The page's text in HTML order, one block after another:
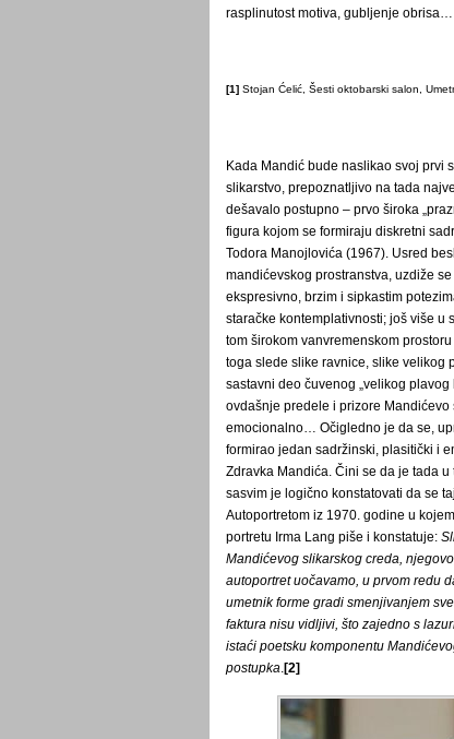
rasplinutost motiva, gubljenje obrisa…
[1] Stojan Ćelić, Šesti oktobarski salon,
Kada Mandić bude naslikao svoj prvi
slikarstvo, prepoznatljivo na tada
dešavalo postupno – prvo široka
figura kojom se formiraju diskretni
Todora Manojlovića (1967). Usred
mandićevskog prostranstva, uzdiže
ekspresivno, brzim i sipkastim
staračke kontemplativnosti; još više u
tom širokom vanvremenskom
toga slede slike ravnice, slike velikog
sastavni deo čuvenog „velikog
ovdašnje predele i prizore
emocionalno… Očigledno je da se,
formirao jedan sadržinski, plasitički i
Zdravka Mandića. Čini se da je tada
sasvim je logično konstatovati da se
Autoportretom iz 1970. godine u
portretu Irma Lang piše i konstatuje:
Mandićevog slikarskog creda,
autoportret uočavamo, u prvom redu
umetnik forme gradi smenjivanjem
faktura nisu vidljivi, što zajedno s
istaći poetsku komponentu
postupka.[2]